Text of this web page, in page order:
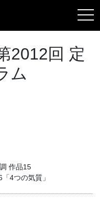
2012回 定
ム
作品15
4つの気質」